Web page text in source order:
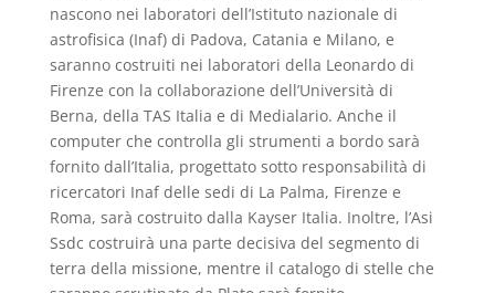
nascono nei laboratori dell’Istituto nazionale di
astrofisica (Inaf) di Padova, Catania e Milano, e
saranno costruiti nei laboratori della Leonardo di
Firenze con la collaborazione dell’Università di
Berna, della TAS Italia e di Medialario. Anche il
computer che controlla gli strumenti a bordo sarà
fornito dall’Italia, progettato sotto responsabilità di
ricercatori Inaf delle sedi di La Palma, Firenze e
Roma, sarà costruito dalla Kayser Italia. Inoltre, l’Asi
Ssdc costruirà una parte decisiva del segmento di
terra della missione, mentre il catalogo di stelle che